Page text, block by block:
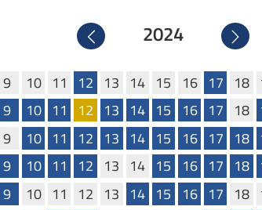
Precedente 2024
9 10 11 12 13 14 15 16 17 18
9 10 11 12 13 14 15 16 17 18
9 10 11 12 13 14 15 16 17 18
9 10 11 12 13 14 15 16 17 18
9 10 11 12 13 14 15 16 17 18